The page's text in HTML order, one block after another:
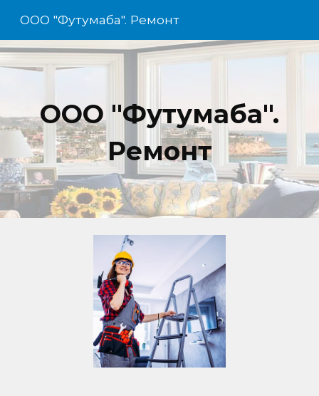
Skip to main content
ООО "Футумаба". Ремонт
ООО "Футумаба".
Ремонт